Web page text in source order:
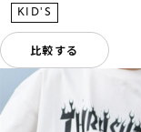
比較する